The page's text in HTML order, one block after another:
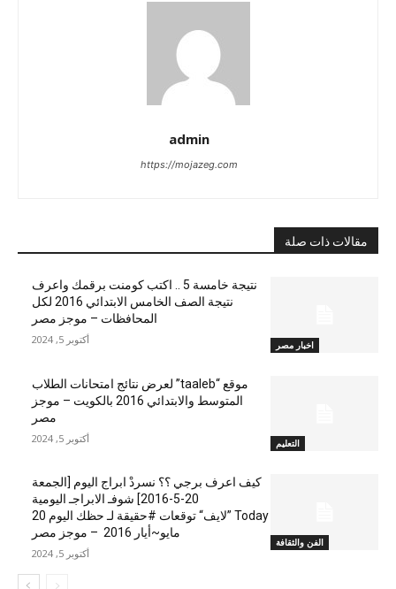
admin
https://mojazeg.com
مقالات ذات صلة
اخبار مصر
نتيجة خامسة 5 .. اكتب كومنت برقمك واعرف
نتيجة الصف الخامس الابتدائي 2016 لكل
المحافظات – موجز مصر
أكتوبر 5, 2024
التعليم
موقع “taaleb” لعرض نتائج امتحانات الطلاب
المتوسط والابتدائي 2016 بالكويت – موجز
مصر
أكتوبر 5, 2024
الفن والثقافة
كيف اعرف برجي ؟؟ نسردْ ابراج اليوم [الجمعة
20-5-2016] شوفـ الابراجـ اليومية
Today ”لايف“ توقعات #حقيقة لـ حظك اليوم 20
مايو~أيار 2016 – موجز مصر
أكتوبر 5, 2024